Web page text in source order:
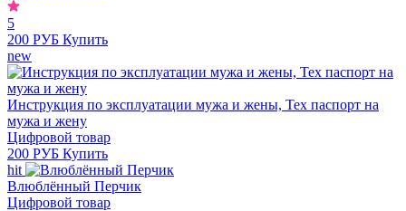
5
200 РУБ Купить
new
Инструкция по эксплуатации мужа и жены, Тех паспорт на
мужа и жену
Цифровой товар
200 РУБ Купить
hit
Влюблённый Перчик
Цифровой товар